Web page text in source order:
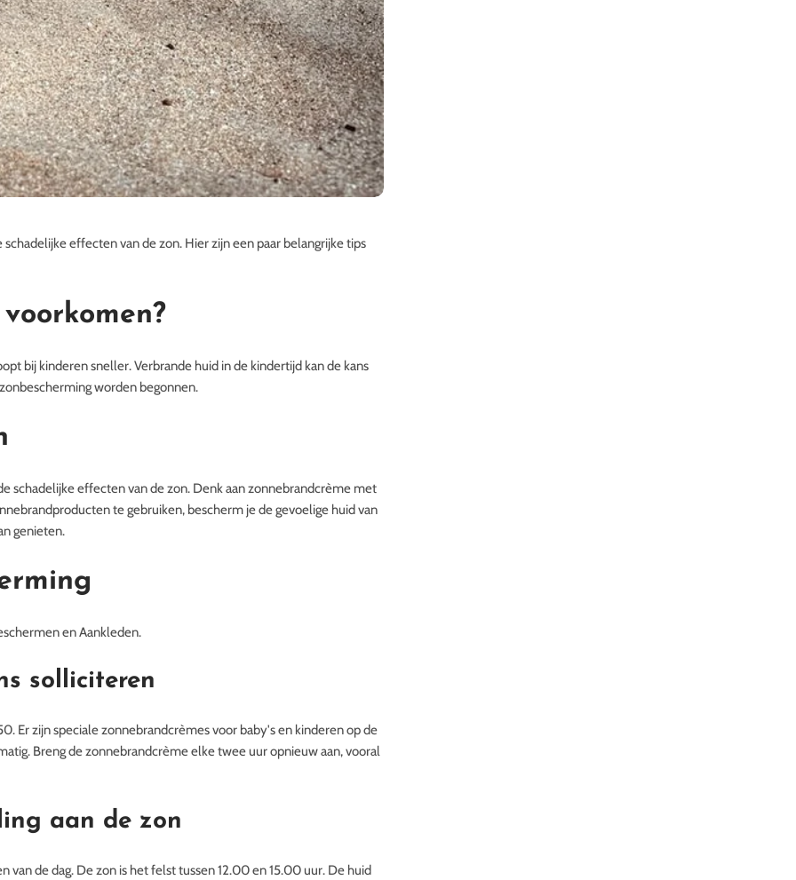
effecten van de zon. Hier zijn een paar belangrijke tips
bij kinderen sneller. Verbrande huid in de kindertijd kan de kans
worden begonnen.
schadelijke effecten van de zon. Denk aan zonnebrandcrème met
te gebruiken, bescherm je de gevoelige huid van
genieten.
en Aankleden.
solliciteren
Er zijn speciale zonnebrandcrèmes voor baby's en kinderen op de
Breng de zonnebrandcrème elke twee uur opnieuw aan, vooral
aan de zon
de dag. De zon is het felst tussen 12.00 en 15.00 uur. De huid